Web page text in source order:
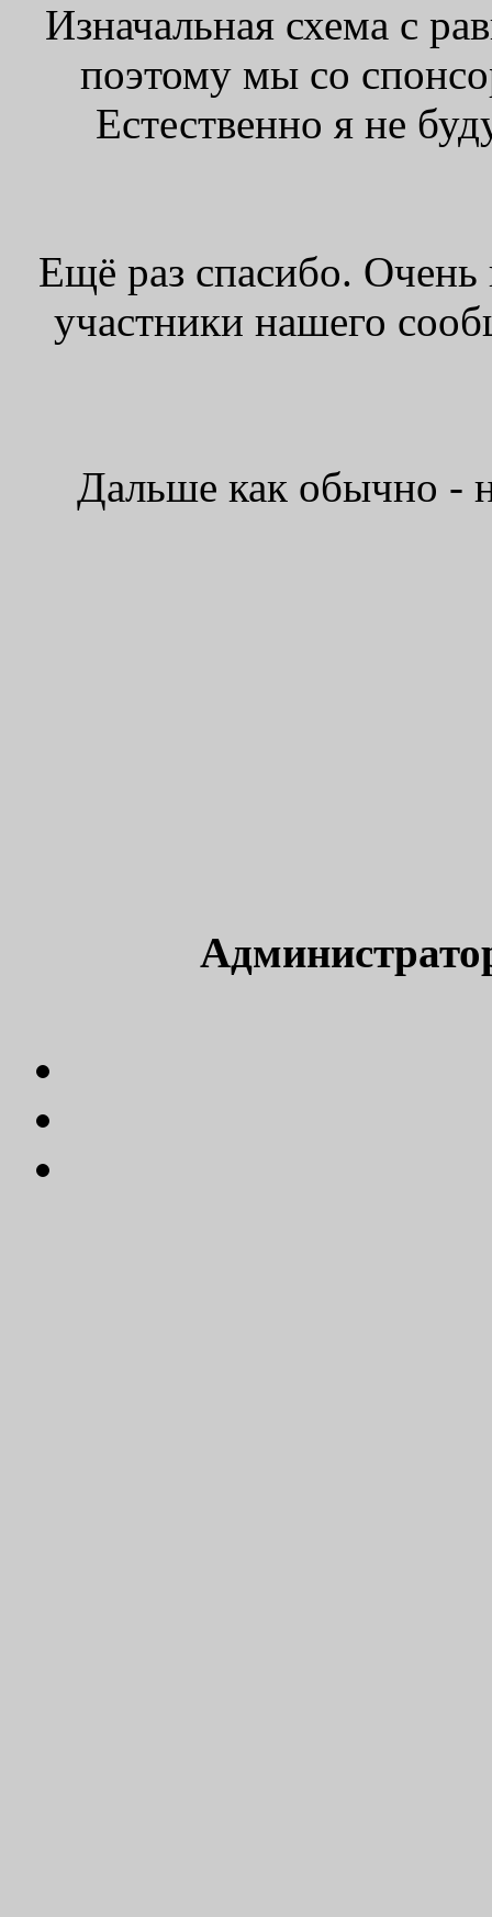
Изначальная схема с
поэтому мы со
Естественно я не
Ещё раз спасибо. Очень
участники нашего
Дальше как обычно -